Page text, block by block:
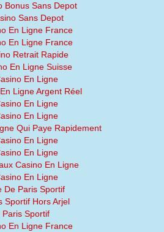
Bonus Sans Depot
Sans Depot
En Ligne France
En Ligne France
Retrait Rapide
En Ligne Suisse
En Ligne
Ligne Argent Réel
En Ligne
En Ligne
Qui Paye Rapidement
En Ligne
En Ligne
Casino En Ligne
En Ligne
De Paris Sportif
Sportif Hors Arjel
Paris Sportif
En Ligne France